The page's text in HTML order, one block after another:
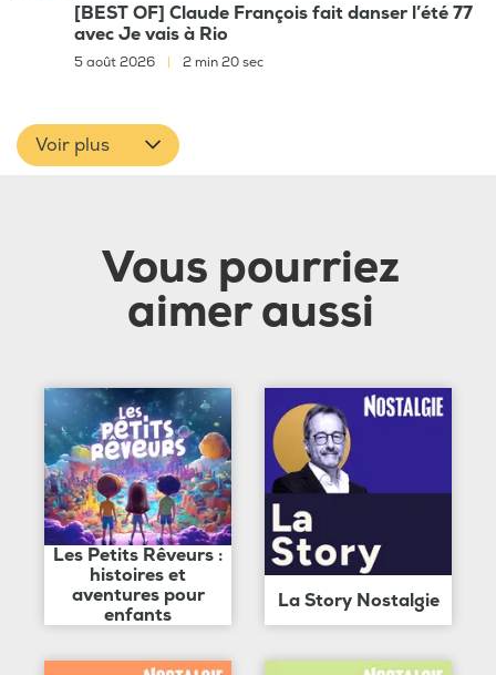
[BEST OF] Claude François fait danser l’été 77
avec Je vais à Rio
5 août 2026 2 min 20 sec
Voir plus
Vous pourriez
aimer aussi
Les Petits Rêveurs :
histoires et
aventures pour
enfants
La Story Nostalgie